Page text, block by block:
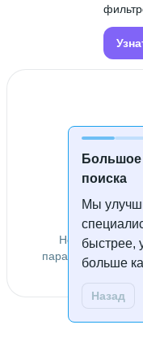
поиска
Мы
быстрее,
больше
Назад
Не удалось
параметрам.